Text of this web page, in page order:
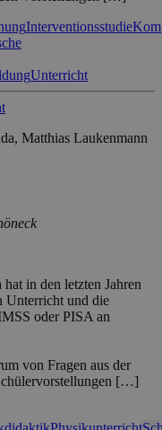
Interventionsstudie
Unterricht
Matthias Laukenmann
in den letzten Jahren
Unterricht und die
oder PISA an
von Fragen aus der
[…]